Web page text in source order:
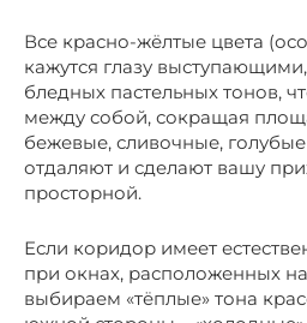
Все красно-жёлтые цвета
кажутся глазу
бледных пастельных тонов,
между собой, сокращая
бежевые, сливочные,
отдаляют и сделают вашу
просторной.
Если коридор имеет
при окнах, расположенных
выбираем «тёплые» тона